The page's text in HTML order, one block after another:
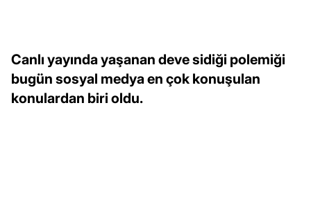
Canlı yayında yaşanan deve sidiği polemiği
bugün sosyal medya en çok konuşulan
konulardan biri oldu.